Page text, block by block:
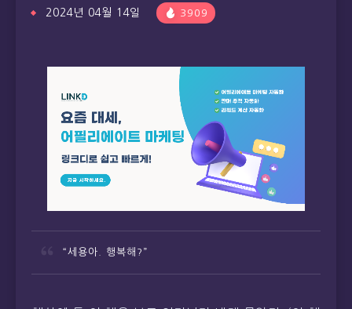
2024년 04월 14일 3909
“세용아. 행복해?”